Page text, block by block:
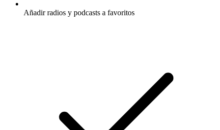
Añadir radios y podcasts a favoritos